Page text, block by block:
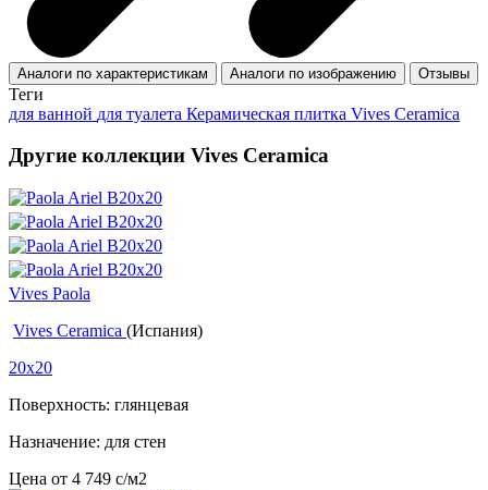
Аналоги по характеристикам Аналоги по изображению Отзывы
Теги
для ванной для туалета Керамическая плитка Vives Ceramica
Другие коллекции Vives Ceramica
Vives Paola
Vives Ceramica (Испания)
20x20
Поверхность: глянцевая
Назначение: для стен
Цена от 4 749 c/м2